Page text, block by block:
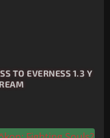
TO EVERNESS 1.3 Y